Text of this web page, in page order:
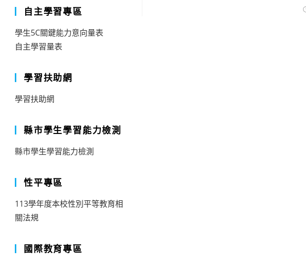
自主學習專區
學生5C關鍵能力意向量表
自主學習量表
學習扶助網
學習扶助網
縣市學生學習能力檢測
縣市學生學習能力檢測
性平專區
113學年度本校性別平等教育相
關法規
國際教育專區